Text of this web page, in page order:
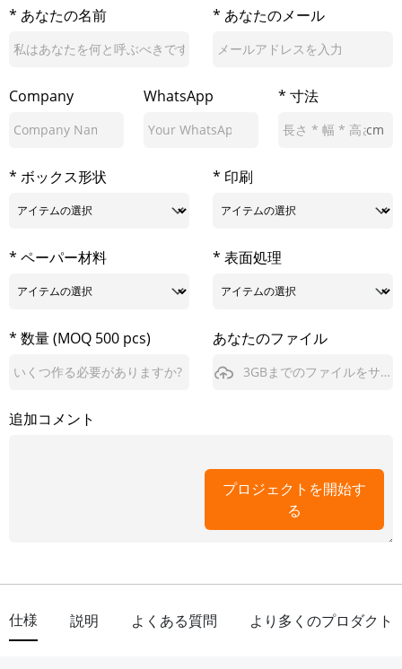
* あなたの名前 * あなたのメール
Company WhatsApp * 寸法
cm
* ボックス形状 * 印刷
* ペーパー材料 * 表面処理
* 数量 (MOQ 500 pcs) あなたのファイル
3GBまでのファイルをサポート
追加コメント
プロジェクトを開始す
る
仕様 説明 よくある質問 より多くのプロダクト